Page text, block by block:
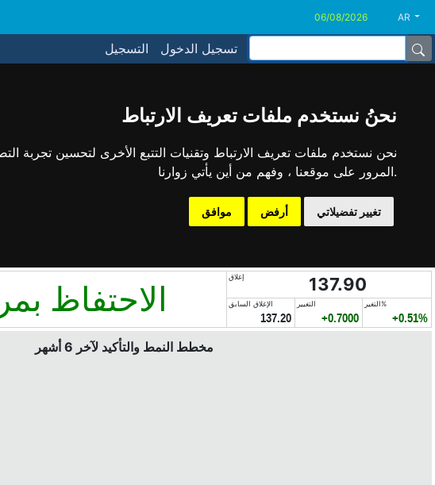
نحنُ نستخدم ملفات تعريف الارتباط
نحن نستخدم ملفات تعريف الارتباط وتقنيات التتبع الأخرى لتحسين تجربة
المرور على موقعنا ، وفهم من أين يأتي زوارنا.
موافق أرفض تغيير تفضيلاتي
AR
التسجيل تسجيل الدخول
الاحتفاظ
إغلاق 137.90
الإغلاق السابق
137.20
التغيير
+0.7000
التغير%
+0.51%
مخطط النمط والتأكيد لآخر 6 أشهر